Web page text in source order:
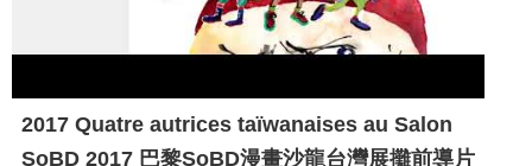
2017 Quatre autrices taïwanaises au Salon
SoBD 2017 巴黎SoBD漫畫沙龍台灣展攤前導片